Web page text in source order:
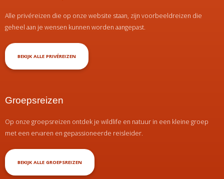
Alle privéreizen die op onze website staan, zijn voorbeeldreizen die
geheel aan je wensen kunnen worden aangepast.
BEKIJK ALLE PRIVÉREIZEN
Groepsreizen
Op onze groepsreizen ontdek je wildlife en natuur in een kleine groep
met een ervaren en gepassioneerde reisleider.
BEKIJK ALLE GROEPSREIZEN